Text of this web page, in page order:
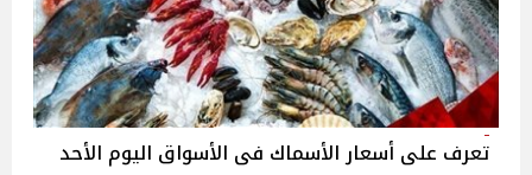
تعرف على أسعار الأسماك فى الأسواق اليوم الأحد